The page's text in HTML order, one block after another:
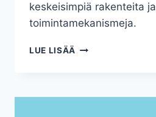
keskeisimpiä rakenteita ja
toimintamekanismeja.
LUE LISÄÄ MIKÄ
MIKSI